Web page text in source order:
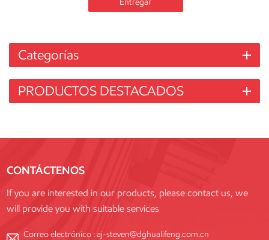
Entregar
Categorías
PRODUCTOS DESTACADOS
CONTÁCTENOS
If you are interested in our products, please contact us, we
will provide you with suitable services
Correo electrónico :aj-steven@dghualifeng.com.cn